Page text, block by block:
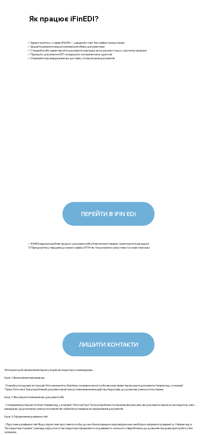
✅ Зареєструйтесь у сервісі iFin EDI — швидкий старт без зайвих налаштувань
✅ Додайте реквізити вашої компанії для обміну документами
✅ Створюйте або завантажуйте документи (накладні, акти, рахунки тощо) у зручному форматі
✅ Підпишіть документи КЕП та надішліть контрагентам в один клік
✅ Отримайте підтвердження про доставку та підписання документів
ПЕРЕЙТИ В IFIN EDI
Як працює iFinEDI?
✅ iFinEDI наразі розробляє продукт документообігу Електронної товарно-транспортної накладної.
💡Приєднуйтесь першими до нового сервісу ЕТТН: як тільки ми його запустимо та сповістимо вас!
ЛИШИТИ КОНТАКТИ
Чіткі кроки для оформлення підпису водія, експедитора та менеджера
Крок 1: Визначення повноважень
- Розробка посадових інструкцій: Чітко визначити обов'язки та права кожної особи, яка має право підписувати документи. Наприклад, у компанії
"ТрансЛогістика" був розроблений документ, який описує повноваження водіїв і експедиторів, що дозволяє уникнути плутанини.
Крок 2: Внутрішні положення про документообіг
- Створення внутрішніх політик: Наприклад, у компанії "ЛогістикГруп" було розроблено положення, яке регулює, які документи підписує експедитор, а які –
менеджер. Це допомагає уникнути конфліктів і забезпечує правильне оформлення документів.
Крок 3: Оформлення довіреностей
- Підготовка довіреностей: Якщо підпис має проставити особа, що не є безпосередньо відповідальною, необхідно оформити довіреність. Наприклад, в
"Експедитори Україна" у випадку відсутності експедитора оформлюється довіреність на іншого співробітника, що дозволяє продовжувати роботу без
затримок.